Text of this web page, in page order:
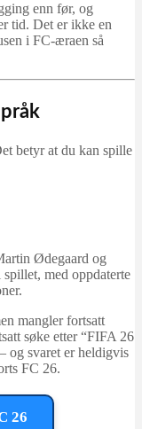
enn før, og
tid. Det er ikke en
i FC-æraen så
betyr at du kan spille
Ødegaard og
med oppdaterte
mangler fortsatt
søke etter “FIFA 26
og svaret er heldigvis
FC 26.
26